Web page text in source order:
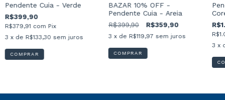
Pendente Cuia - Verde
R$399,90
R$379,91 com Pix
3 x de R$133,30 sem juros
COMPRAR
BAZAR 10% OFF -
Pendente Cuia - Areia
R$399,90 R$359,90
3 x de R$119,97 sem juros
COMPRAR
3 x